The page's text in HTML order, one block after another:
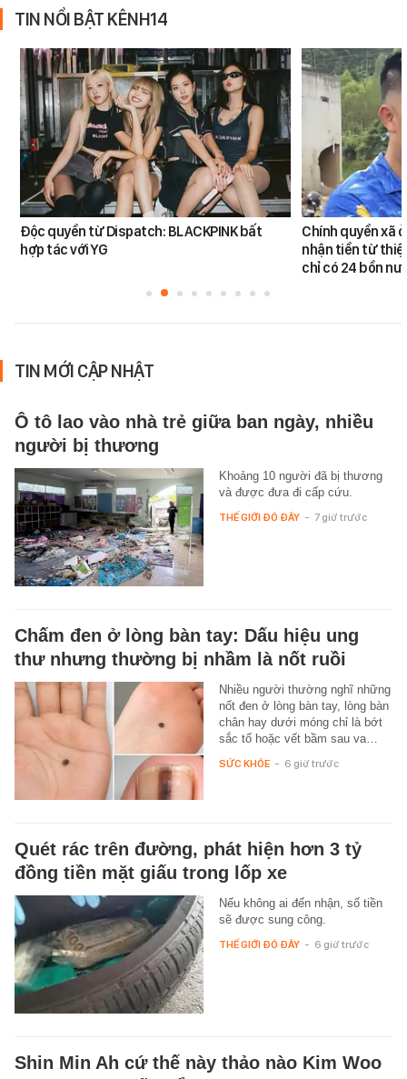
TIN NỔI BẬT KÊNH14
Độc quyền từ Dispatch: BLACKPINK bất
hợp tác với YG
Chính quyền xã
nhận tiền từ
chỉ có 24 bồn
TIN MỚI CẬP NHẬT
Ô tô lao vào nhà trẻ giữa ban ngày, nhiều
người bị thương
Khoảng 10 người đã bị thương
và được đưa đi cấp cứu.
THẾ GIỚI ĐÓ ĐÂY - 7 giờ trước
Chấm đen ở lòng bàn tay: Dấu hiệu ung
thư nhưng thường bị nhầm là nốt ruồi
Nhiều người thường nghĩ những
nốt đen ở lòng bàn tay, lòng bàn
chân hay dưới móng chỉ là bớt
sắc tố hoặc vết bầm sau va…
SỨC KHỎE - 6 giờ trước
Quét rác trên đường, phát hiện hơn 3 tỷ
đồng tiền mặt giấu trong lốp xe
Nếu không ai đến nhận, số tiền
sẽ được sung công.
THẾ GIỚI ĐÓ ĐÂY - 6 giờ trước
Shin Min Ah cứ thế này thảo nào Kim Woo